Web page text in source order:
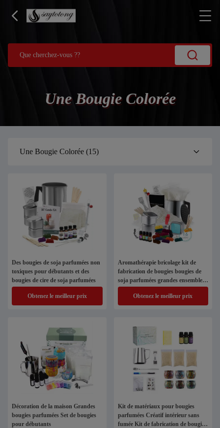
Une Bougie Colorée
Une Bougie Colorée (15)
Des bougies de soja parfumées non
toxiques pour débutants et des
bougies de cire de soja parfumées
Obtenez le meilleur prix
Aromathérapie bricolage kit de
fabrication de bougies bougies de
soja parfumées grandes ensemble
complet pour débutants
Obtenez le meilleur prix
Décoration de la maison Grandes
bougies parfumées Set de bougies
pour débutants
Kit de matériaux pour bougies
parfumées Créatif intérieur sans
fumée Kit de fabrication de bougies